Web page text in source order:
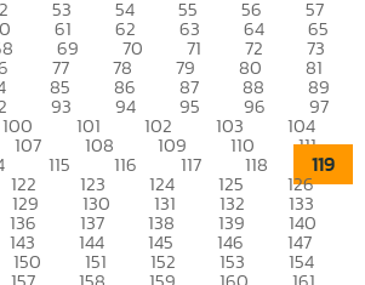
53 54 55 56 57
61 62 63 64 65
69 70 71 72 73
77 78 79 80 81
85 86 87 88 89
93 94 95 96 97
100 101 102 103 104
107 108 109 110 111
115 116 117 118 119
122 123 124 125 126
129 130 131 132 133
136 137 138 139 140
143 144 145 146 147
150 151 152 153 154